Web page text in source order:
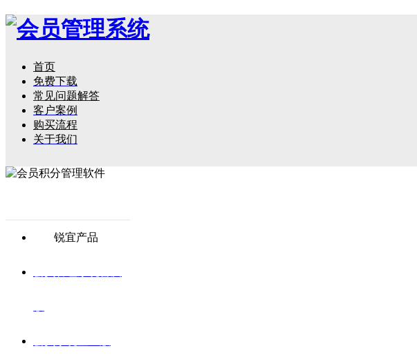
首页
免费下载
常见问题解答
客户案例
购买流程
关于我们
锐宜产品